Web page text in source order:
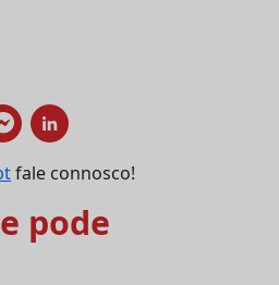
fale connosco!
pode